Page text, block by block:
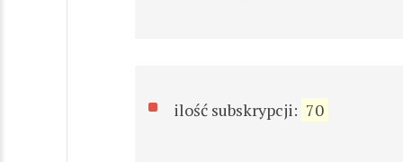
ilość subskrypcji: 70